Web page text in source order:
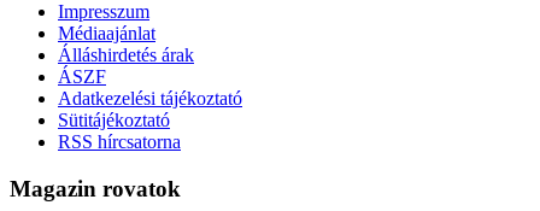
Impresszum
Médiaajánlat
Álláshirdetés árak
ÁSZF
Adatkezelési tájékoztató
Sütitájékoztató
RSS hírcsatorna
Magazin rovatok